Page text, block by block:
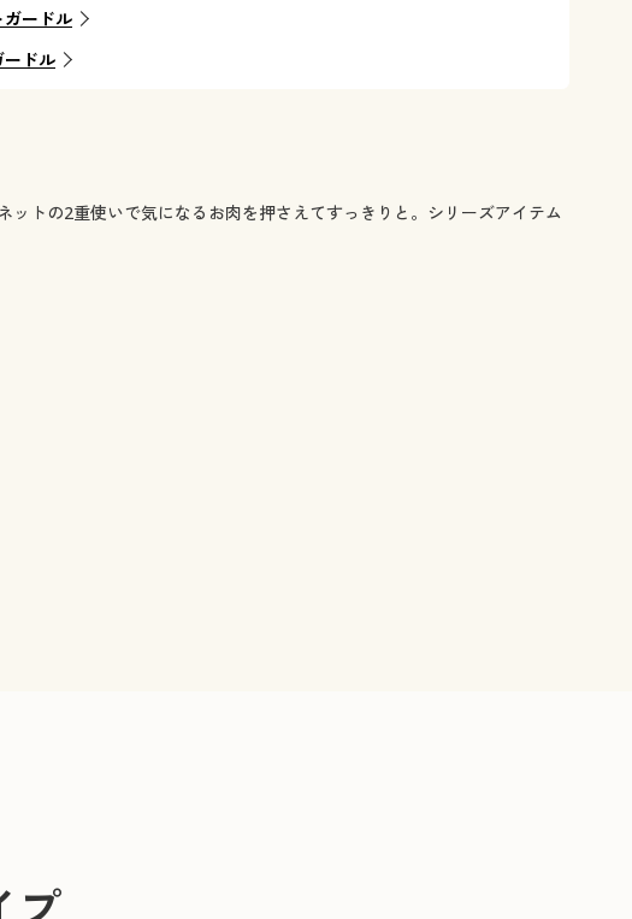
ガードル
ードル
トの2重使いで気になるお肉を押さえてすっきりと。シリーズアイテム